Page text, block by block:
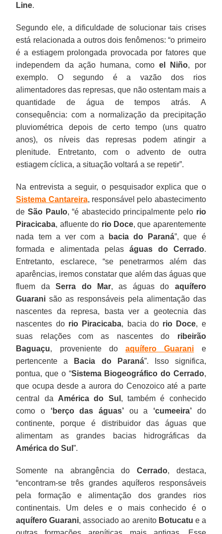
Line.
Segundo ele, a dificuldade de solucionar tais crises
está relacionada a outros dois fenômenos: “o primeiro
é a estiagem prolongada provocada por fatores que
independem da ação humana, comoel Niño, por
exemplo. O segundo é a vazão dos rios
alimentadores das represas, que não ostentam mais a
quantidade de água de tempos atrás. A
consequência: com a normalização da precipitação
pluviométrica depois de certo tempo (uns quatro
anos), os níveis das represas podem atingir a
plenitude. Entretanto, com o advento de outra
estiagem cíclica, a situação voltará a se repetir”.
Na entrevista a seguir, o pesquisador explica que o
Sistema Cantareira, responsável pelo abastecimento
deSão Paulo, “é abastecido principalmente pelo rio
Piracicaba, afluente do rio Doce, que aparentemente
nada tem a ver com a
bacia do Paraná”, que é
formada e alimentada pelas águas do Cerrado.
Entretanto, esclarece, “se penetrarmos além das
aparências, iremos constatar que além das águas que
fluem daSerra do Mar, as águas do aquífero
Guarani são as responsáveis pela alimentação das
nascentes da represa, basta ver a geotecnia das
nascentes dorio Piracicaba, bacia do rio Doce, e
suas relações com as nascentes do ribeirão
Baguaçu, proveniente doaquífero Guarani e
pertencente a
Bacia do Paraná”. Isso significa,
pontua, que o “Sistema Biogeográfico do Cerrado,
que ocupa desde a aurora do Cenozoico até a parte
central da América do Sul , também é conhecido
como o ‘berço das águas’ ou a ‘cumeeira’do
continente, porque é distribuidor das águas que
alimentam as grandes bacias hidrográficas da
América do Sul”.
Somente na abrangência do Cerrado, destaca,
“encontram-se três grandes aquíferos responsáveis
pela formação e alimentação dos grandes rios
continentais. Um deles e o mais conhecido é o
aquífero Guarani, associado ao arenito Botucatu e a